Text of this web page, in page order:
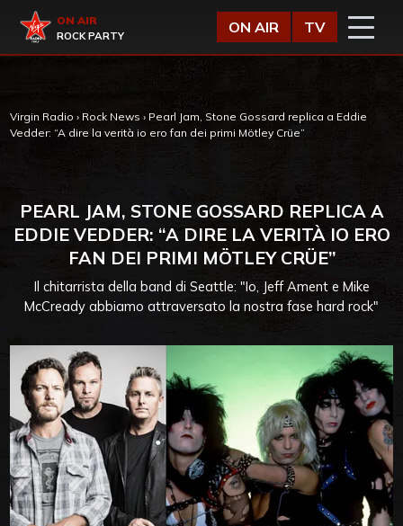
Virgin Radio
ON AIR
ROCK PARTY
ON AIR TV
Virgin Radio › Rock News › Pearl Jam, Stone Gossard replica a Eddie
Vedder: “A dire la verità io ero fan dei primi Mötley Crüe”
PEARL JAM, STONE GOSSARD REPLICA A
EDDIE VEDDER: “A DIRE LA VERITÀ IO ERO
FAN DEI PRIMI MÖTLEY CRÜE”
Il chitarrista della band di Seattle: "Io, Jeff Ament e Mike
McCready abbiamo attraversato la nostra fase hard rock"